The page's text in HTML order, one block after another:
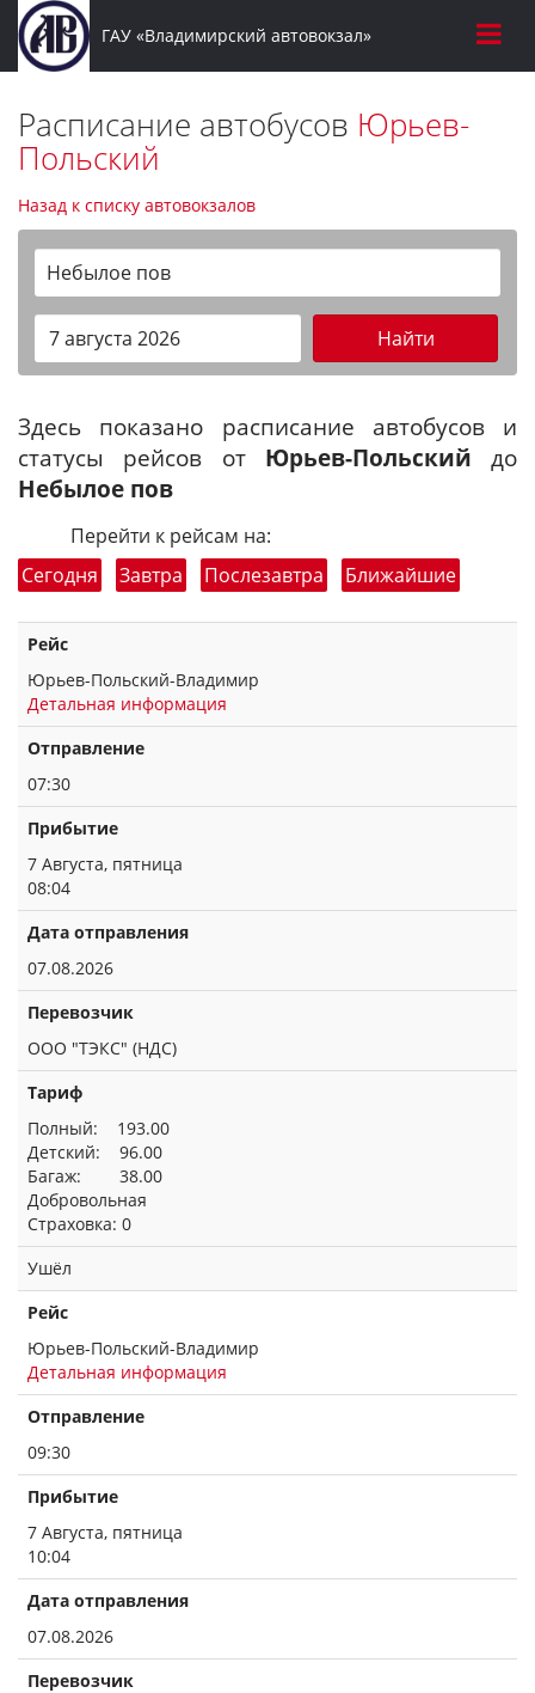
ГАУ «Владимирский автовокзал»
Расписание автобусов Юрьев-
Польский
Назад к списку автовокзалов
Небылое пов
Найти
Здесь показано расписание автобусов и
статусы рейсов от Юрьев-Польский до
Небылое пов
Перейти к рейсам на:
Сегодня
Завтра Послезавтра Ближайшие
Рейс
Юрьев-Польский-Владимир
Детальная информация
Отправление
07:30
Прибытие
7 Августа, пятница
08:04
Дата отправления
07.08.2026
Перевозчик
ООО "ТЭКС" (НДС)
Тариф
Полный: 193.00
Детский: 96.00
Багаж: 38.00
Добровольная
Страховка: 0
Ушёл
Рейс
Юрьев-Польский-Владимир
Детальная информация
Отправление
09:30
Прибытие
7 Августа, пятница
10:04
Дата отправления
07.08.2026
Перевозчик